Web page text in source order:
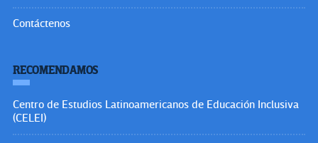
Contáctenos
RECOMENDAMOS
Centro de Estudios Latinoamericanos de Educación Inclusiva
(CELEI)